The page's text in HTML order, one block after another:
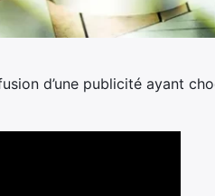
d’une publicité ayant